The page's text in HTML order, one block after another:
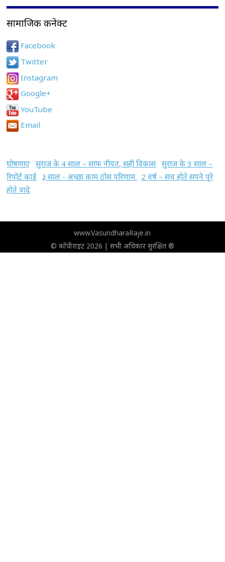
सामाजिक कनेक्ट
Facebook
Twitter
Instagram
Google+
YouTube
Email
घोषणाए सुराज के 4 साल – साफ नीयत, सही विकास सुराज के 3 साल –
रिपोर्ट कार्ड
३ साल - अच्छा काम ठोस परिणाम
2 वर्ष – सच होते सपने पूरे
होते वादे
www.VasundharaRaje.in
© कॉपीराइट 2026 | सभी अधिकार सुरक्षित ®